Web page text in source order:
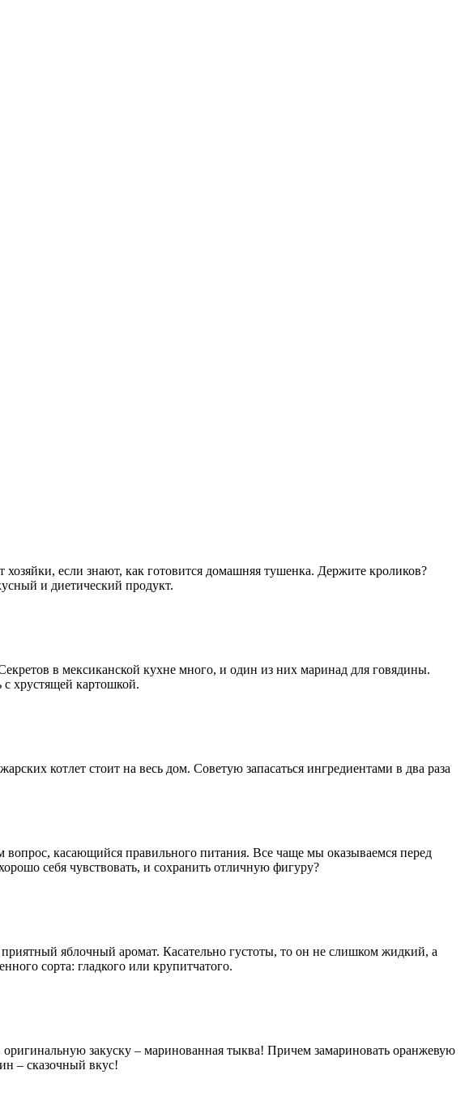
если знают, как готовится домашняя тушенка. Держите кроликов?
и диетический продукт.
в мексиканской кухне много, и один из них маринад для говядины.
с хрустящей картошкой.
котлет стоит на весь дом. Советую запасаться ингредиентами в два раза
вопрос, касающийся правильного питания. Все чаще мы оказываемся перед
себя чувствовать, и сохранить отличную фигуру?
яблочный аромат. Касательно густоты, то он не слишком жидкий, а
сорта: гладкого или крупитчатого.
закуску – маринованная тыква! Причем замариновать оранжевую
– сказочный вкус!